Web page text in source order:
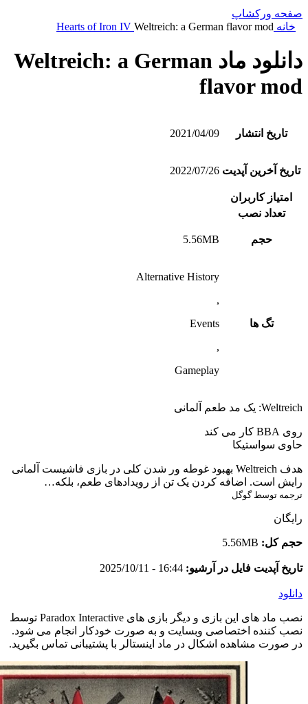
صفحه ورکشاپ
خانه
Hearts of Iron IV Weltreich: a German flavor mod
دانلود ماد Weltreich: a German
flavor mod
تاریخ انتشار 2021/04/09
تاریخ آخرین آپدیت 2022/07/26
امتیاز کاربران
تعداد نصب
حجم 5.56MB
تگ ها
Alternative History
,
Events
,
Gameplay
Weltreich: یک مد طعم آلمانی
روی BBA کار می کند
حاوی سواستیکا
هدف Weltreich بهبود غوطه ور شدن کلی در بازی فاشیست آلمانی
رایش است. اضافه کردن یک تن از رویدادهای طعم، بلکه…
ترجمه توسط گوگل
رایگان
حجم کل: 5.56MB
تاریخ آپدیت فایل در آرشیو: 16:44 - 2025/10/11
دانلود
نصب ماد های این بازی و دیگر بازی های Paradox Interactive توسط
نصب کننده اختصاصی وبسایت و به صورت خودکار انجام می شود.
در صورت مشاهده اشکال در ماد اینستالر با پشتیبانی تماس بگیرید.